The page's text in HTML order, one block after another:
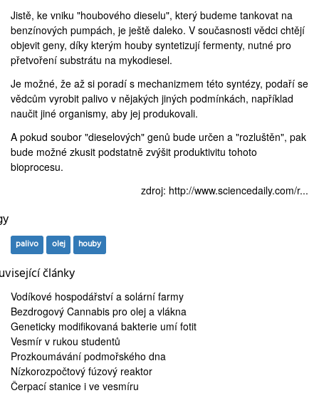
Jistě, ke vniku "houbového dieselu", který budeme tankovat na
benzínových pumpách, je ještě daleko. V současnosti vědci chtějí
objevit geny, díky kterým houby syntetizují fermenty, nutné pro
přetvoření substrátu na mykodiesel.
Je možné, že až si poradí s mechanizmem této syntézy, podaří se
vědcům vyrobit palivo v nějakých jiných podmínkách, například
naučit jiné organismy, aby jej produkovali.
A pokud soubor "dieselových" genů bude určen a "rozluštěn", pak
bude možné zkusit podstatně zvýšit produktivitu tohoto
bioprocesu.
zdroj: http://www.sciencedaily.com/r...
palivo olej houby
články
Vodíkové hospodářství a solární farmy
Bezdrogový Cannabis pro olej a vlákna
Geneticky modifikovaná bakterie umí fotit
Vesmír v rukou studentů
Prozkoumávání podmořského dna
Nízkorozpočtový fúzový reaktor
Čerpací stanice i ve vesmíru